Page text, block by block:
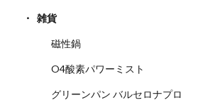
雑貨
磁性鍋
O4酸素パワーミスト
グリーンパン バルセロナプロ